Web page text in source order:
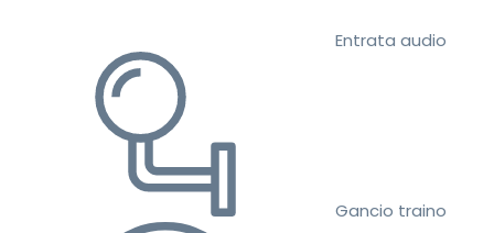
Entrata audio
Gancio traino